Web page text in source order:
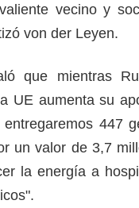
vecino y
von der Leyen.
que mientras
UE aumenta su
447
un valor de 3,7
la energía a